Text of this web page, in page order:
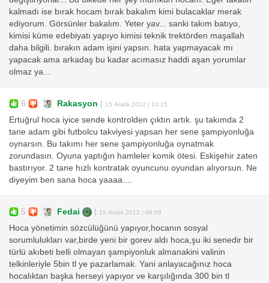
kalmadı ise bırak hocam bırak bakalım kimi bulacaklar merak
ediyorum. Görsünler bakalım. Yeter yav... sanki takım batıyo,
kimisi küme edebiyatı yapıyo kimisi teknik trektörden maşallah
daha bilgili. bırakın adam işini yapsın. hata yapmayacak mı
yapacak ama arkadaş bu kadar acımasız haddi aşan yorumlar
olmaz ya...
6 Rakasyon | 15 Aralık 2012 | 10:15
Ertuğrul hoca iyice sende kontrolden çıktın artık. şu takımda 2
tane adam gibi futbolcu takviyesi yapsan her sene şampiyonluğa
oynarsın. Bu takımı her sene şampiyonluğa oynatmak
zorundasın. Oyuna yaptığın hamleler komik ötesi. Eskişehir zaten
bastırıyor. 2 tane hızlı kontratak oyuncunu oyundan alıyorsun. Ne
diyeyim ben sana hoca yaaaa....
5 Fedai | 15 Aralık 2012 | 09:59
Hoca yönetimin sözcülüğünü yapıyor,hocanın sosyal
sorumlulukları var,birde yeni bir gorev aldı hoca,şu iki senedir bir
türlü akıbeti belli olmayan şampiyonluk almanakini valinin
telkinleriyle 5bin tl ye pazarlamak. Yani anlayacağınız hoca
hocalıktan başka herseyi yapıyor ve karşılığında 300 bin tl